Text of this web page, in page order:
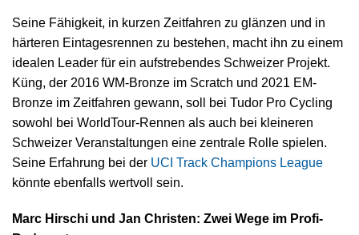
Seine Fähigkeit, in kurzen Zeitfahren zu glänzen und in
härteren Eintagesrennen zu bestehen, macht ihn zu einem
idealen Leader für ein aufstrebendes Schweizer Projekt.
Küng, der 2016 WM-Bronze im Scratch und 2021 EM-
Bronze im Zeitfahren gewann, soll bei Tudor Pro Cycling
sowohl bei WorldTour-Rennen als auch bei kleineren
Schweizer Veranstaltungen eine zentrale Rolle spielen.
Seine Erfahrung bei der UCI Track Champions League
könnte ebenfalls wertvoll sein.
Marc Hirschi und Jan Christen: Zwei Wege im Profi-